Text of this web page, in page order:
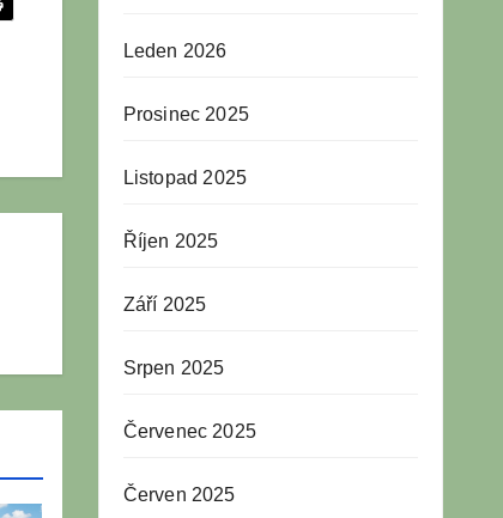
Leden 2026
Prosinec 2025
Listopad 2025
Říjen 2025
Září 2025
Srpen 2025
Červenec 2025
Červen 2025